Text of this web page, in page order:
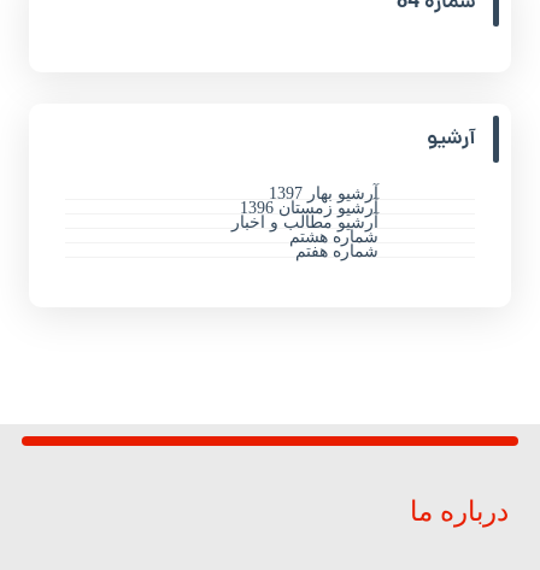
آرشیو
آرشیو بهار 1397
آرشیو زمستان 1396
آرشیو مطالب و اخبار
شماره هشتم
شماره هفتم
درباره ما